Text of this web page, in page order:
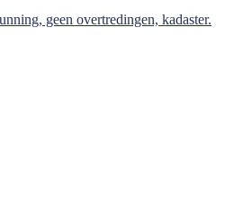
geen overtredingen, kadaster.